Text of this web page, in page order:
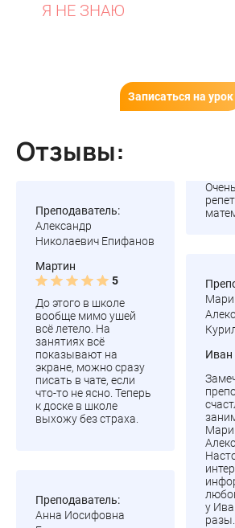
Я НЕ ЗНАЮ
Записаться на урок
Отзывы:
Преподаватель:
Александр
Николаевич Епифанов
Мартин
5
До этого в школе
вообще мимо ушей
всё летело. На
занятиях всё
показывают на
экране, можно сразу
писать в чате, если
что-то не ясно. Теперь
к доске в школе
выхожу без страха.
Преподаватель:
Анна Иосифовна
Иван
у